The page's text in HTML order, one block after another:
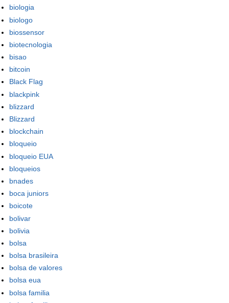
biologia
biologo
biossensor
biotecnologia
bisao
bitcoin
Black Flag
blackpink
blizzard
Blizzard
blockchain
bloqueio
bloqueio EUA
bloqueios
bnades
boca juniors
boicote
bolivar
bolivia
bolsa
bolsa brasileira
bolsa de valores
bolsa eua
bolsa familia